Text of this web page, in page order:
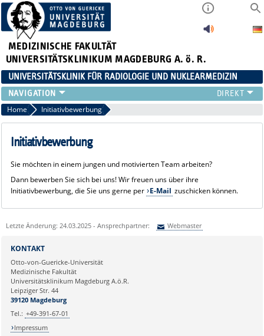
MEDIZINISCHE FAKULTÄT
UNIVERSITÄTSKLINIKUM MAGDEBURG A. ö. R.
UNIVERSITÄTSKLINIK FÜR RADIOLOGIE UND NUKLEARMEDIZIN
RADIOLOGIE
NUKLEARMEDIZIN
MIKROTHERAPIE
LEHRE
FORSCHUNG UND STUDIEN
Home Initiativbewerbung
Initiativbewerbung
Sie möchten in einem jungen und motivierten Team arbeiten?
Dann bewerben Sie sich bei uns! Wir freuen uns über ihre
Initiativbewerbung, die Sie uns gerne per E-Mail zuschicken können.
Letzte Änderung: 24.03.2025 - Ansprechpartner: Webmaster
Ihre E-Mailadresse:
Ihr Anliegen:
KONTAKT
Otto-von-Guericke-Universität
Medizinische Fakultät
Universitätsklinikum Magdeburg A.ö.R.
Leipziger Str. 44
39120 Magdeburg
Tel.: +49-391-67-01
Impressum